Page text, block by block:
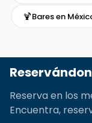
🍹Bares en
Reserva en los
Encuentra,